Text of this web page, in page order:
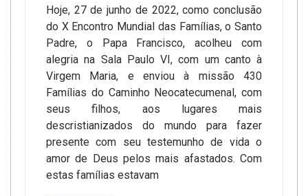
Hoje, 27 de junho de 2022, como conclusão
do X Encontro Mundial das Famílias, o Santo
Padre, o Papa Francisco, acolheu com
alegria na Sala Paulo VI, com um canto à
Virgem Maria, e enviou à missão 430
Famílias do Caminho Neocatecumenal, com
seus filhos, aos lugares mais
descristianizados do mundo para fazer
presente com seu testemunho de vida o
amor de Deus pelos mais afastados. Com
estas famílias estavam